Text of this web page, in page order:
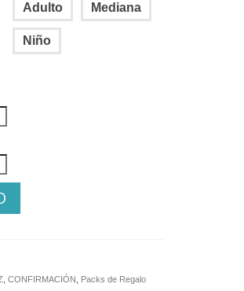
Adulto Mediana
Niño
,CONFIRMACIÓN
Packs de Regalo